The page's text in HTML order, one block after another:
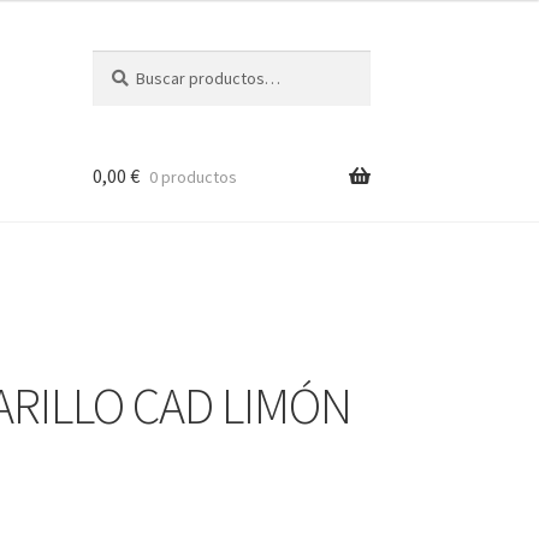
por:
0,00 € 0 productos
CAD LIMÓN